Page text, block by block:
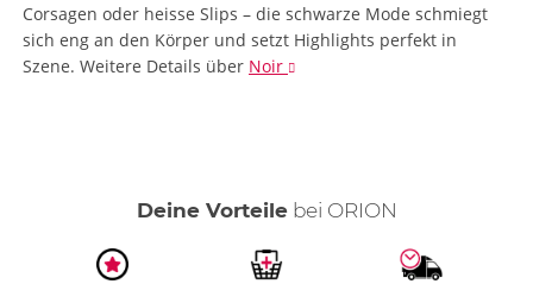
Corsagen oder heisse Slips – die schwarze Mode schmiegt
sich eng an den Körper und setzt Highlights perfekt in
Szene. Weitere Details über Noir
Deine Vorteilebei ORION